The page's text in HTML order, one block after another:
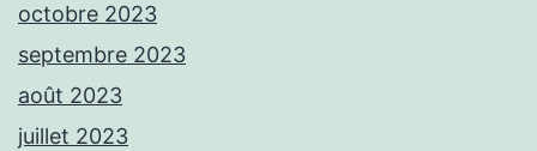
octobre 2023
septembre 2023
août 2023
juillet 2023